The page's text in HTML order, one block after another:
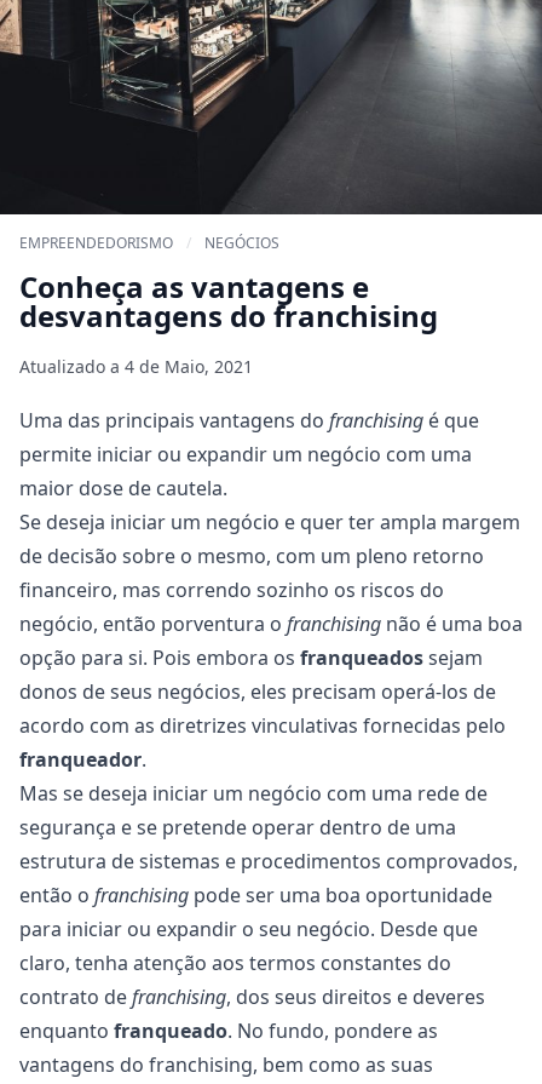
EMPREENDEDORISMO / NEGÓCIOS
Conheça as vantagens e
desvantagens do franchising
Atualizado a 4 de Maio, 2021
Uma das principais vantagens do franchising é que
permite iniciar ou expandir um negócio com uma
maior dose de cautela.
Se deseja iniciar um negócio e quer ter ampla margem
de decisão sobre o mesmo, com um pleno retorno
financeiro, mas correndo sozinho os riscos do
negócio, então porventura o franchising não é uma boa
opção para si. Pois embora os franqueadossejam
donos de seus negócios, eles precisam operá-los de
acordo com as diretrizes vinculativas fornecidas pelo
franqueador.
Mas se deseja iniciar um negócio com uma rede de
segurança e se pretende operar dentro de uma
estrutura de sistemas e procedimentos comprovados,
então o franchising pode ser uma boa oportunidade
para iniciar ou expandir o seu negócio. Desde que
claro, tenha atenção aos termos constantes do
contrato defranchising, dos seus direitos e deveres
enquanto franqueado. No fundo, pondere as
vantagens do franchising, bem como as suas